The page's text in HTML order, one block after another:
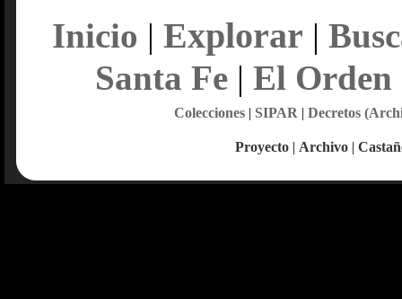
Inicio | Explorar |
Santa Fe| El Orden
Colecciones| SIPAR | Decretos
Proyecto | Archivo |